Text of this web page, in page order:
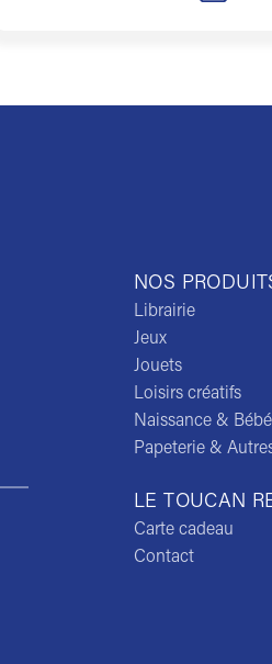
NOS
Librairie
Jeux
Jouets
Loisirs créatifs
Naissance &
Papeterie &
LE TOUCAN
Carte cadeau
Contact